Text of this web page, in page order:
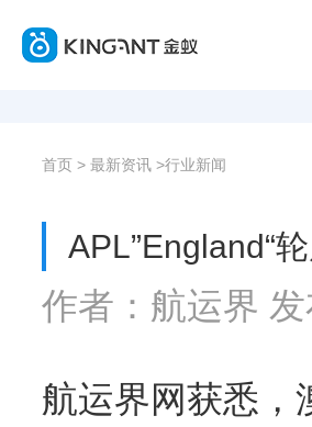
首页 > 最新资讯 >行业新闻
APL”England“
作者：航运界
航运界网获悉，